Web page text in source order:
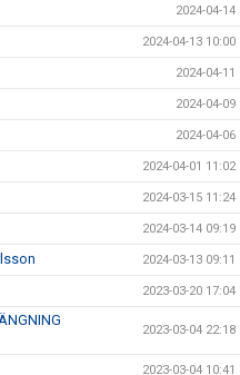
2024-04-14
2024-04-13 10:00
2024-04-11
2024-04-09
2024-04-06
2024-04-01 11:02
2024-03-15 11:24
2024-03-14 09:19
2024-03-13 09:11
2023-03-20 17:04
2023-03-04 22:18
2023-03-04 10:41